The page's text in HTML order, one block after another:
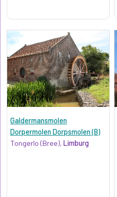
Galdermansmolen
Dorpermolen Dorpsmolen (B)
Tongerlo (Bree), Limburg